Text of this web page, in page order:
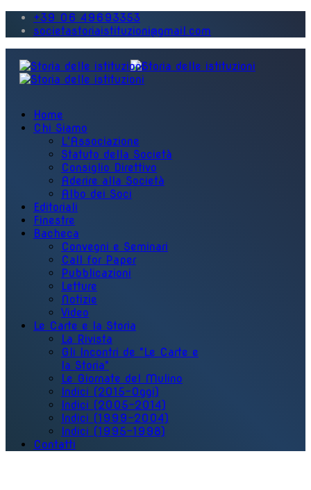
+39 06 49693353
societastoriaistituzioni@gmail.com
Home
Chi Siamo
L'Associazione
Statuto della Società
Consiglio Direttivo
Aderire alla Società
Albo dei Soci
Editoriali
Finestre
Bacheca
Convegni e Seminari
Call for Paper
Pubblicazioni
Letture
Notizie
Video
Le Carte e la Storia
La Rivista
Gli Incontri de "Le Carte e
la Storia"
Le Giornate del Mulino
Indici (2015-Oggi)
Indici (2005-2014)
Indici (1999-2004)
Indici (1995-1998)
Contatti